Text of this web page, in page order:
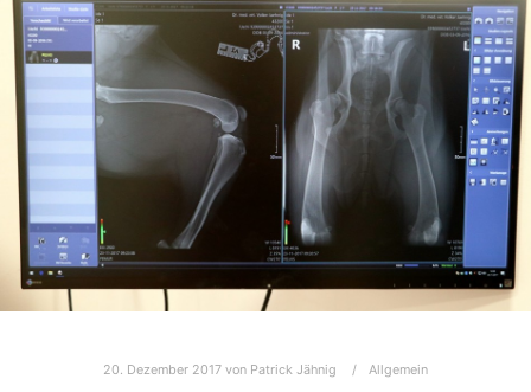
20. Dezember 2017 von Patrick Jähnig Allgemein